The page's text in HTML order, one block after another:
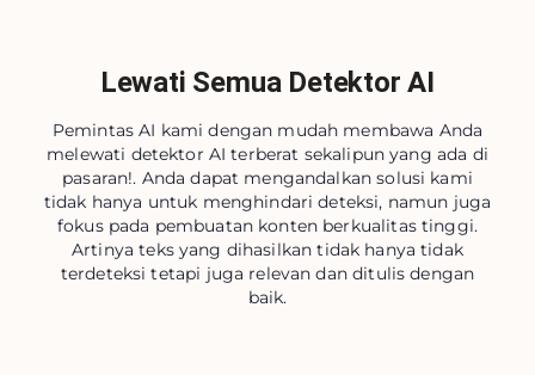
Lewati Semua Detektor AI
Pemintas AI kami dengan mudah membawa Anda
melewati detektor AI terberat sekalipun yang ada di
pasaran!. Anda dapat mengandalkan solusi kami
tidak hanya untuk menghindari deteksi, namun juga
fokus pada pembuatan konten berkualitas tinggi.
Artinya teks yang dihasilkan tidak hanya tidak
terdeteksi tetapi juga relevan dan ditulis dengan
baik.